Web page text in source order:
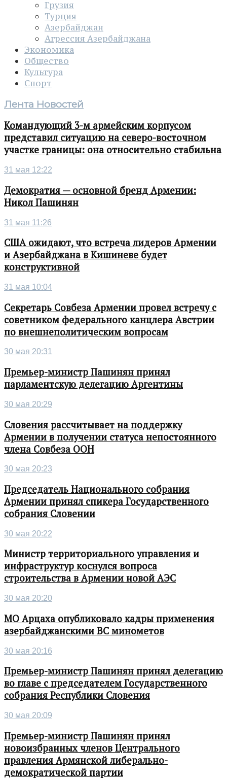
Грузия
Турция
Азербайджан
Агрессия Азербайджана
Экономика
Общество
Культура
Спорт
Лента Новостей
Командующий 3-м армейским корпусом
представил ситуацию на северо-восточном
участке границы: она относительно стабильна
31 мая 12:22
Демократия — основной бренд Армении:
Никол Пашинян
31 мая 11:26
США ожидают, что встреча лидеров Армении
и Азербайджана в Кишиневе будет
конструктивной
31 мая 10:04
Секретарь Совбеза Армении провел встречу с
советником федерального канцлера Австрии
по внешнеполитическим вопросам
30 мая 20:31
Премьер-министр Пашинян принял
парламентскую делегацию Аргентины
30 мая 20:29
Словения рассчитывает на поддержку
Армении в получении статуса непостоянного
члена Совбеза ООН
30 мая 20:23
Председатель Национального собрания
Армении принял спикера Государственного
собрания Словении
30 мая 20:22
Министр территориального управления и
инфраструктур коснулся вопроса
строительства в Армении новой АЭС
30 мая 20:20
МО Арцаха опубликовало кадры применения
азербайджанскими ВС минометов
30 мая 20:16
Премьер-министр Пашинян принял делегацию
во главе с председателем Государственного
собрания Республики Словения
30 мая 20:09
Премьер-министр Пашинян принял
новоизбранных членов Центрального
правления Армянской либерально-
демократической партии